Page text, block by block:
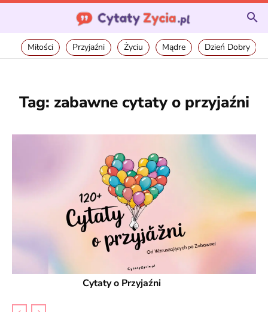
Miłości Przyjaźni Życiu Mądre Dzień Dobry
Tag: zabawne cytaty o przyjaźni
Cytaty o Przyjaźni